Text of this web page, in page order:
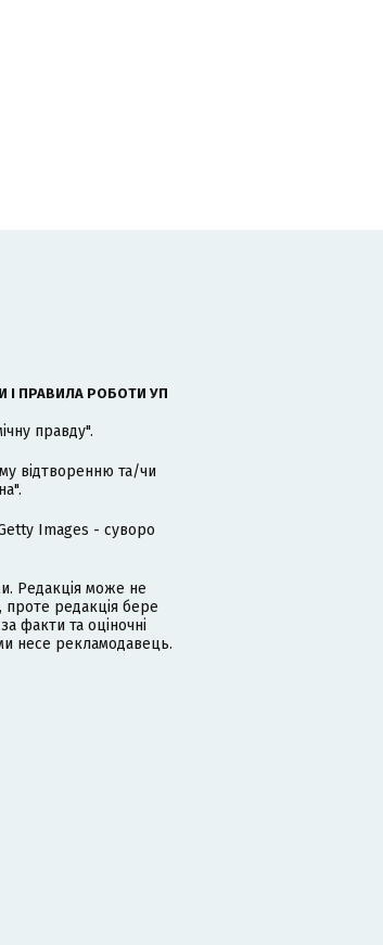
І ПРАВИЛА РОБОТИ УП
правду".
відтворенню та/чи
Images - суворо
Редакція може не
редакція бере
факти та оціночні
несе рекламодавець.